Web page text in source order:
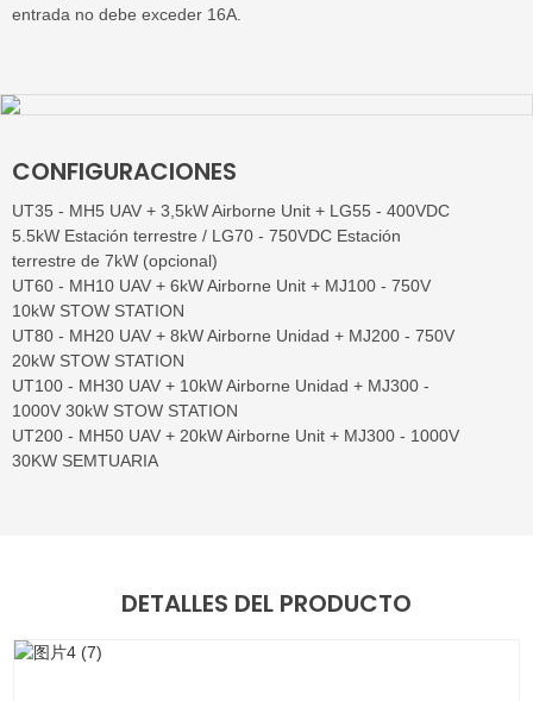
entrada no debe exceder 16A.
CONFIGURACIONES
UT35 - MH5 UAV + 3,5kW Airborne Unit + LG55 - 400VDC
5.5kW Estación terrestre / LG70 - 750VDC Estación
terrestre de 7kW (opcional)
UT60 - MH10 UAV + 6kW Airborne Unit + MJ100 - 750V
10kW STOW STATION
UT80 - MH20 UAV + 8kW Airborne Unidad + MJ200 - 750V
20kW STOW STATION
UT100 - MH30 UAV + 10kW Airborne Unidad + MJ300 -
1000V 30kW STOW STATION
UT200 - MH50 UAV + 20kW Airborne Unit + MJ300 - 1000V
30KW SEMTUARIA
DETALLES DEL PRODUCTO